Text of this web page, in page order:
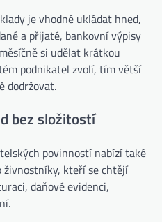
je vhodné ukládat hned,
a přijaté, bankovní výpisy
si udělat krátkou
podnikatel zvolí, tím větší
dodržovat.
bez složitostí
povinností nabízí také
živnostníky, kteří se chtějí
daňové evidenci,